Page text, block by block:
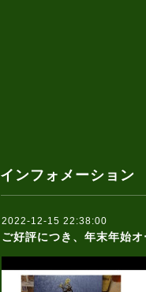
インフォメーション
2022-12-15 22:38:00
ご好評につき、年末年始